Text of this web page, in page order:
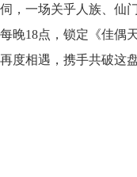
伺，一场关乎人族、仙
每晚18点，锁定《佳偶
再度相遇，携手共破这